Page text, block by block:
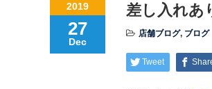
2019
27
Dec
差し入れ
店舗ブログ, ブログ
Tweet